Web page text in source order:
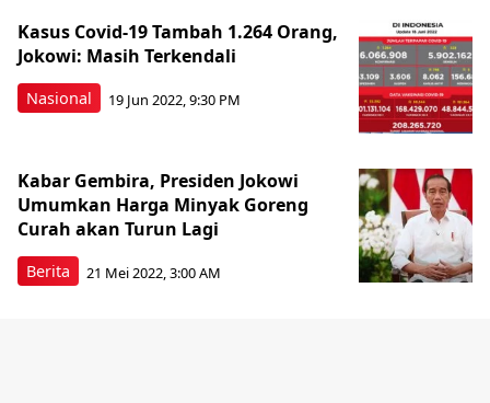
Nasional
Kasus Covid-19 Tambah 1.264 Orang,
Jokowi: Masih Terkendali
19 Jun 2022, 9:30 PM
Berita
Kabar Gembira, Presiden Jokowi
Umumkan Harga Minyak Goreng
Curah akan Turun Lagi
21 Mei 2022, 3:00 AM